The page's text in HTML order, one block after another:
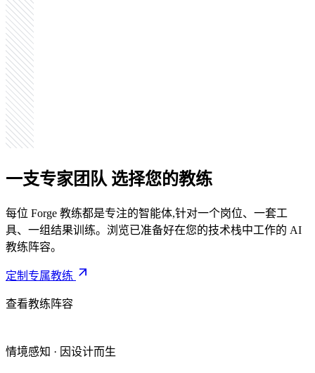
一支专家团队 选择您的教练
每位 Forge 教练都是专注的智能体,针对一个岗位、一套工
具、一组结果训练。浏览已准备好在您的技术栈中工作的 AI
教练阵容。
定制专属教练
查看教练阵容
情境感知 · 因设计而生